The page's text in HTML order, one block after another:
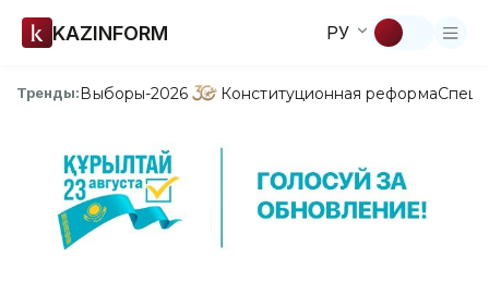
KAZINFORM РУ
Тренды:Выборы-2026 Конституционная реформа